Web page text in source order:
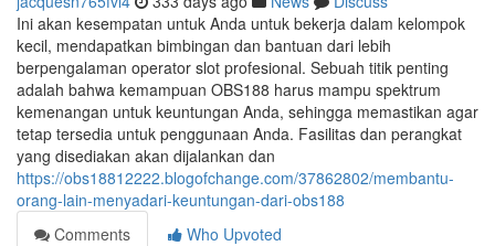
Ini akan kesempatan untuk Anda untuk bekerja dalam kelompok
kecil, mendapatkan bimbingan dan bantuan dari lebih
berpengalaman operator slot profesional. Sebuah titik penting
adalah bahwa kemampuan OBS188 harus mampu spektrum
kemenangan untuk keuntungan Anda, sehingga memastikan agar
tetap tersedia untuk penggunaan Anda. Fasilitas dan perangkat
yang disediakan akan dijalankan dan
https://obs18812222.blogofchange.com/37862802/membantu-
orang-lain-menyadari-keuntungan-dari-obs188
Comments
Who Upvoted